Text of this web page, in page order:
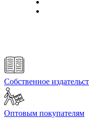
Собственное
Оптовым покупателям